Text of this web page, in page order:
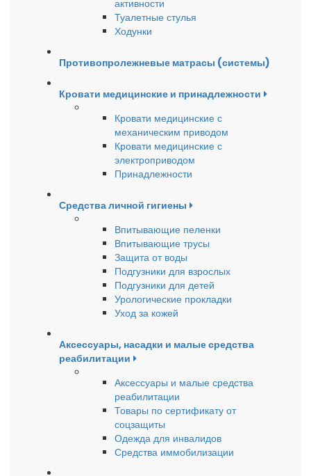
активности
Туалетные стулья
Ходунки
Противопролежневые матрасы (системы)
Кровати медицинские и принадлежности
Кровати медицинские с
механическим приводом
Кровати медицинские с
электроприводом
Принадлежности
Средства личной гигиены
Впитывающие пеленки
Впитывающие трусы
Защита от воды
Подгузники для взрослых
Подгузники для детей
Урологические прокладки
Уход за кожей
Аксессуары, насадки и малые средства
реабилитации
Аксессуары и малые средства
реабилитации
Товары по сертификату от
соцзащиты
Одежда для инвалидов
Средства иммобилизации